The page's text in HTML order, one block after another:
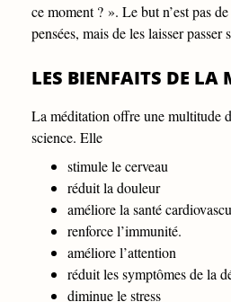
ce moment ? ». Le but n’est pas
pensées, mais de les laisser passer
LES BIENFAITS DE LA
La méditation offre une multitude
science. Elle
stimule le cerveau
réduit la douleur
améliore la santé
renforce l’immunité.
améliore l’attention
réduit les symptômes de la
diminue le stress